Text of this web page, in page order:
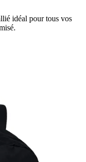
idéal pour tous vos